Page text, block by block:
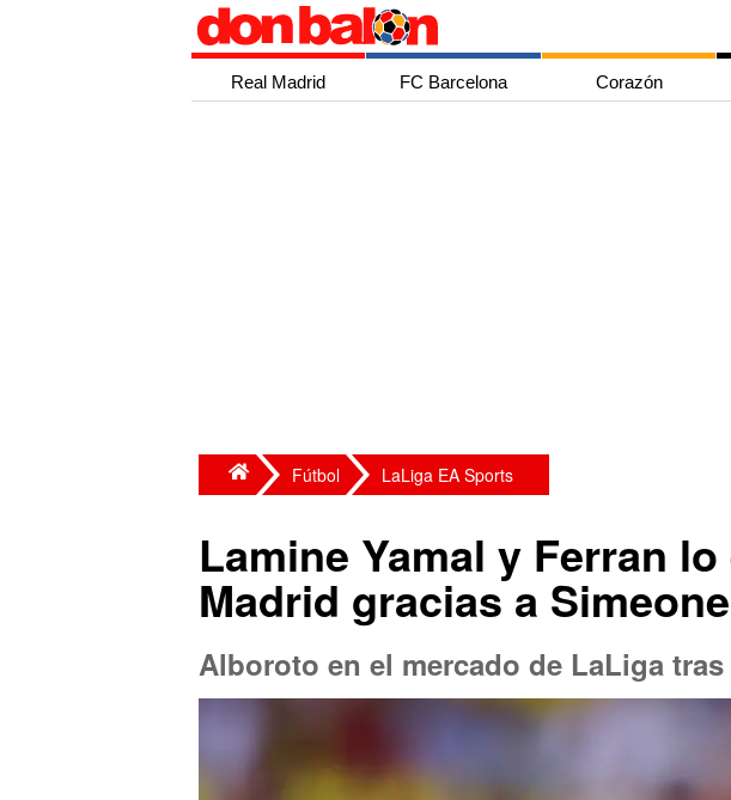
Real Madrid FC Barcelona Corazón
Fútbol LaLiga EA Sports
Lamine Yamal y Ferran
Madrid gracias a
Alboroto en el mercado de LaLiga